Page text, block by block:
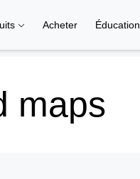
Acheter Éducation
maps